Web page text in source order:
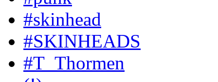
#skinhead
#SKINHEADS
#T_Thormen